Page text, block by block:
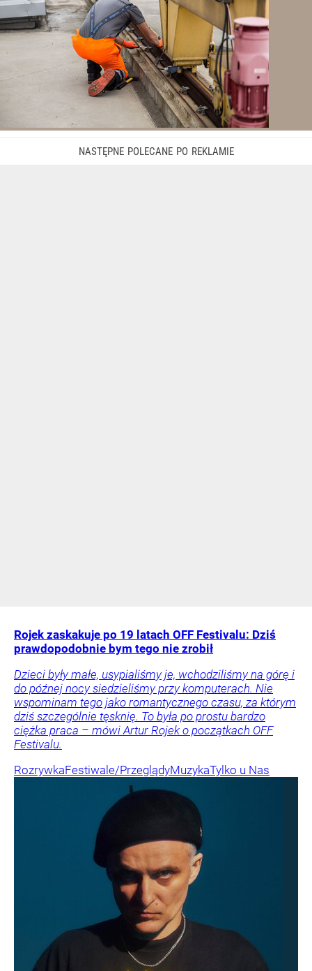
Rojek zaskakuje po 19 latach OFF Festivalu: Dziś
prawdopodobnie bym tego nie zrobił
Dzieci były małe, usypialiśmy je, wchodziliśmy na górę i
do późnej nocy siedzieliśmy przy komputerach. Nie
wspominam tego jako romantycznego czasu, za którym
dziś szczególnie tęsknię. To była po prostu bardzo
ciężka praca – mówi Artur Rojek o początkach OFF
Festivalu.
RozrywkaFestiwale/PrzeglądyMuzykaTylko u Nas